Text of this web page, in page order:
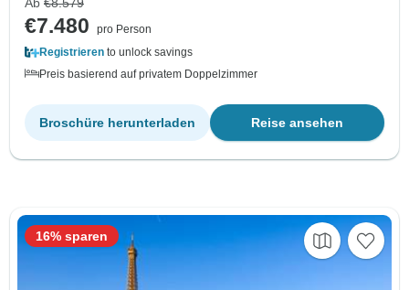
€7.480
pro Person
Registrieren to unlock savings
Preis basierend auf privatem Doppelzimmer
Reise ansehen
Broschüre herunterladen
16% sparen